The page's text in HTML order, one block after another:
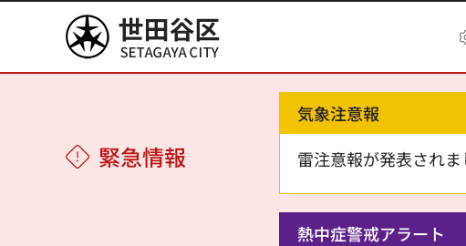
世田谷区
緊急情報
気象注意報
雷注意報が発表されま
熱中症警戒アラート